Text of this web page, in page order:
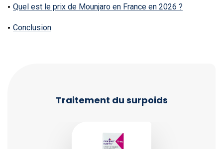
Quel est le prix de Mounjaro en France en 2026 ?
Conclusion
Traitement du surpoids